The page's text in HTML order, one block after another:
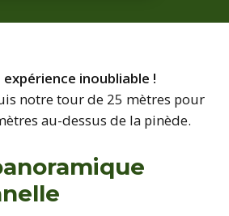
expérience inoubliable !
notre tour de 25 mètres pour
au-dessus de la pinède.